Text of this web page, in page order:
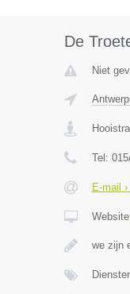
De
Niet
Tel:
E-mail
we zijn